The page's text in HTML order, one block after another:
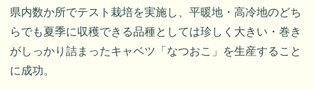
県内数か所でテスト栽培を実施し、平暖地・高冷地のどち
らでも夏季に収穫できる品種としては珍しく大きい・巻き
がしっかり詰まったキャベツ「なつおこ」を生産すること
に成功。